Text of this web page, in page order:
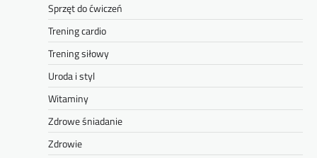
Sprzęt do ćwiczeń
Trening cardio
Trening siłowy
Uroda i styl
Witaminy
Zdrowe śniadanie
Zdrowie